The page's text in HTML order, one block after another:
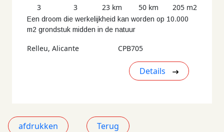
3 3 23 km 50 km 205 m2
Een droom die werkelijkheid kan worden op 10.000
m2 grondstuk midden in de natuur
Relleu, Alicante CPB705
Details
afdrukken Terug